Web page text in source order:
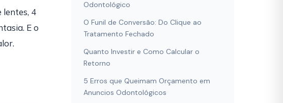
lentes, 4
E o
Odontológico
O Funil de Conversão: Do Clique ao
Tratamento Fechado
Quanto Investir e Como Calcular o
Retorno
5 Erros que Queimam Orçamento em
Anuncios Odontológicos